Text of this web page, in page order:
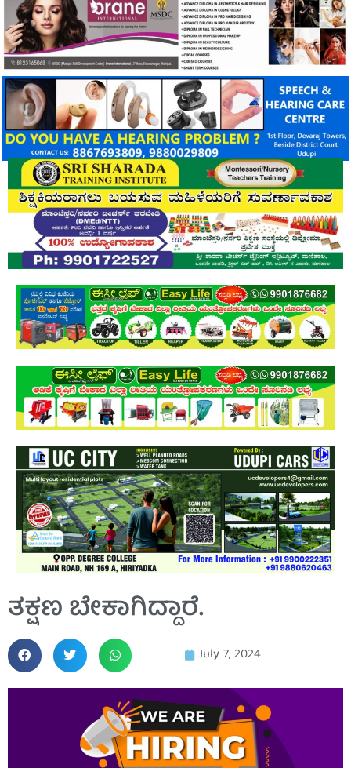
ತಕ್ಷಣ ಬೇಕಾಗಿದ್ದಾರೆ.
July 7, 2024